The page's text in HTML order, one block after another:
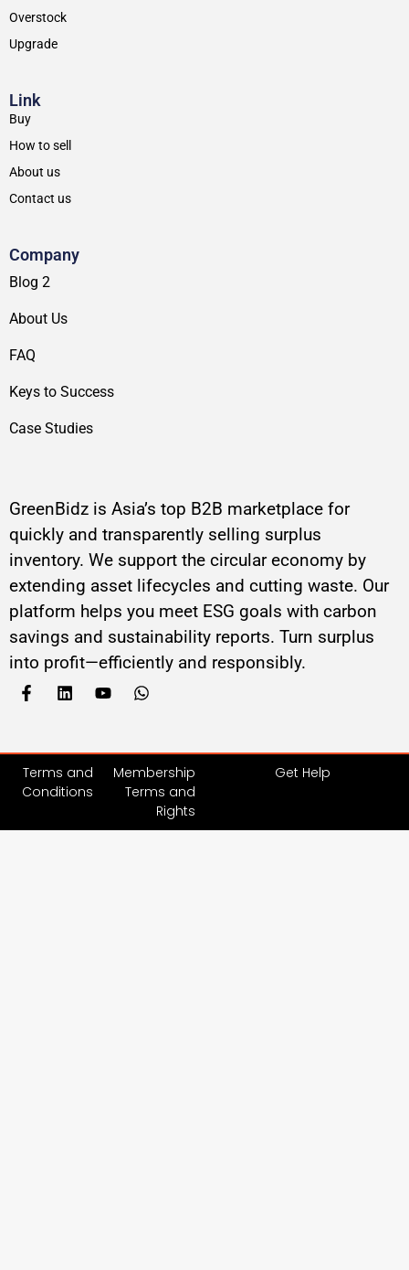
GreenBidz is Asia’s top B2B marketplace for
quickly and transparently selling surplus
inventory. We support the circular economy by
extending asset lifecycles and cutting waste. Our
platform helps you meet ESG goals with carbon
savings and sustainability reports. Turn surplus
into profit—efficiently and responsibly.
Overstock
Upgrade
Link
Buy
How to sell
About us
Contact us
Company
Blog 2
About Us
FAQ
Keys to Success
Case Studies
Terms and
Conditions
Membership
Terms and
Rights
Get Help